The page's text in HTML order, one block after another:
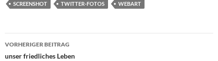
SCREENSHOT
TWITTER-FOTOS WEBART
Beitragsnavigation
VORHERIGER BEITRAG
unser friedliches Leben